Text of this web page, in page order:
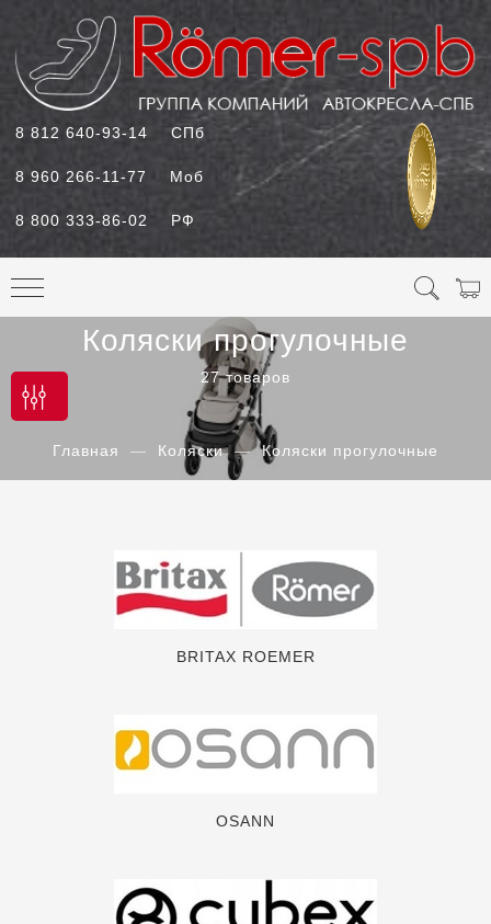
8 812 640-93-14 СПб
8 960 266-11-77 Моб
8 800 333-86-02 РФ
Коляски прогулочные
27 товаров
Главная Коляски Коляски прогулочные
BRITAX ROEMER
OSANN